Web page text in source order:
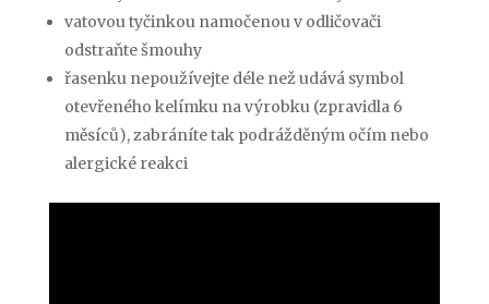
vatovou tyčinkou namočenou v odličovači
odstraňte šmouhy
řasenku nepoužívejte déle než udává symbol
otevřeného kelímku na výrobku (zpravidla 6
měsíců), zabráníte tak podrážděným očím nebo
alergické reakci